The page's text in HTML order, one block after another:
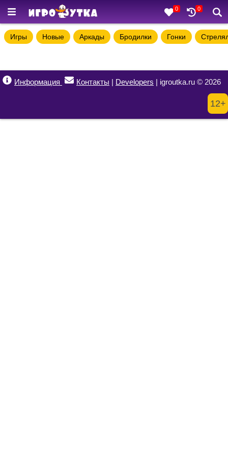
0 0
Игры Новые Аркады Бродилки Гонки
Информация Контакты | Developers | igroutka.ru © 2026
12+